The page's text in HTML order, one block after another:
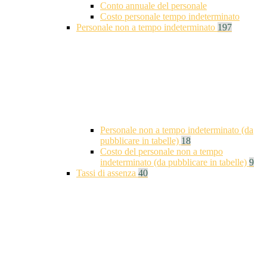
Conto annuale del personale
Costo personale tempo indeterminato
Personale non a tempo indeterminato 197
Personale non a tempo indeterminato (da
pubblicare in tabelle) 18
Costo del personale non a tempo
indeterminato (da pubblicare in tabelle) 9
Tassi di assenza 40